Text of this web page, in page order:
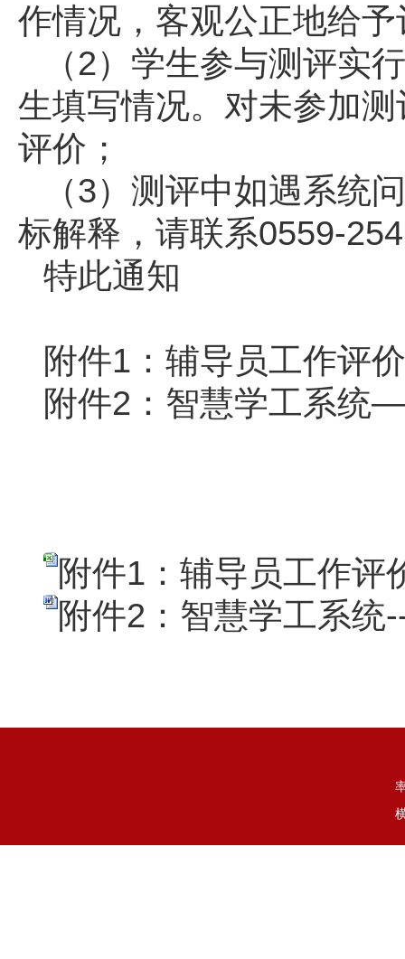
作情况，客观公正地给
（2）学生参与测评实
生填写情况。对未参加
评价；
（3）测评中如遇系统
标解释，请联系0559-
特此通知
附件1：辅导员工作评
附件2：智慧学工系统
附件1：辅导员工作评
附件2：智慧学工系统